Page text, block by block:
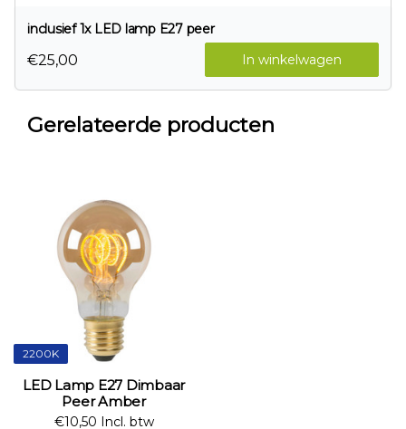
inclusief 1x LED lamp E27 peer
In winkelwagen
€25,00
Gerelateerde producten
2200K
LED Lamp E27 Dimbaar
Peer Amber
€10,50 Incl. btw